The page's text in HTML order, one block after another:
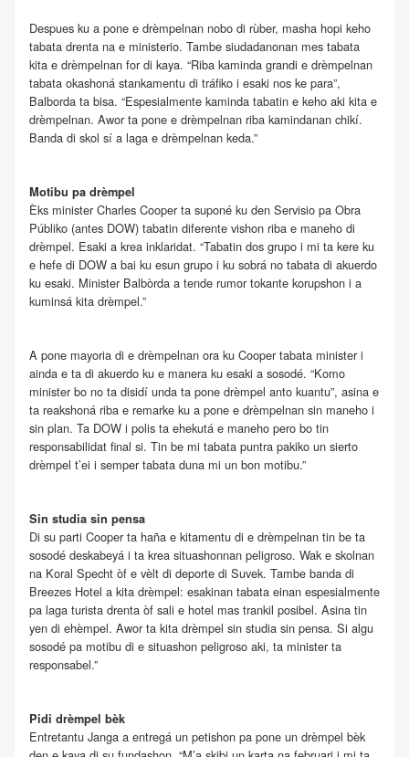
Despues ku a pone e drèmpelnan nobo di rùber, masha hopi keho
tabata drenta na e ministerio. Tambe siudadanonan mes tabata
kita e drèmpelnan for di kaya. “Riba kaminda grandi e drèmpelnan
tabata okashoná stankamentu di tráfiko i esaki nos ke para”,
Balborda ta bisa. “Espesialmente kaminda tabatin e keho aki kita e
drèmpelnan. Awor ta pone e drèmpelnan riba kamindanan chikí.
Banda di skol sí a laga e drèmpelnan keda.”
Motibu pa drèmpel
Èks minister Charles Cooper ta suponé ku den Servisio pa Obra
Públiko (antes DOW) tabatin diferente vishon riba e maneho di
drèmpel. Esaki a krea inklaridat. “Tabatin dos grupo i mi ta kere ku
e hefe di DOW a bai ku esun grupo i ku sobrá no tabata di akuerdo
ku esaki. Minister Balbòrda a tende rumor tokante korupshon i a
kuminsá kita drèmpel.”
A pone mayoria di e drèmpelnan ora ku Cooper tabata minister i
ainda e ta di akuerdo ku e manera ku esaki a sosodé. “Komo
minister bo no ta disidí unda ta pone drèmpel anto kuantu”, asina e
ta reakshoná riba e remarke ku a pone e drèmpelnan sin maneho i
sin plan. Ta DOW i polis ta ehekutá e maneho pero bo tin
responsabilidat final si. Tin be mi tabata puntra pakiko un sierto
drèmpel t’ei i semper tabata duna mi un bon motibu.”
Sin studia sin pensa
Di su parti Cooper ta haña e kitamentu di e drèmpelnan tin be ta
sosodé deskabeyá i ta krea situashonnan peligroso. Wak e skolnan
na Koral Specht òf e vèlt di deporte di Suvek. Tambe banda di
Breezes Hotel a kita drèmpel: esakinan tabata einan espesialmente
pa laga turista drenta òf sali e hotel mas trankil posibel. Asina tin
yen di ehèmpel. Awor ta kita drèmpel sin studia sin pensa. Si algu
sosodé pa motibu di e situashon peligroso aki, ta minister ta
responsabel.”
Pidi drèmpel bèk
Entretantu Janga a entregá un petishon pa pone un drèmpel bèk